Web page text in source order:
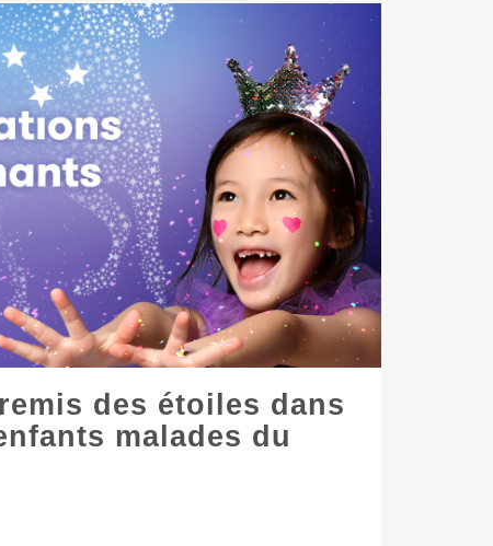
des étoiles dans
malades du